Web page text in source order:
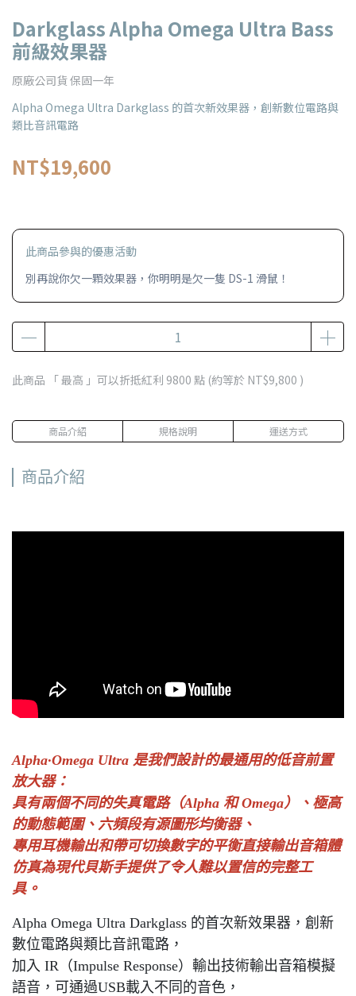
Darkglass Alpha Omega Ultra Bass
前級效果器
原廠公司貨 保固一年
Alpha Omega Ultra Darkglass 的首次新效果器，創新數位電路與
類比音訊電路
NT$19,600
此商品參與的優惠活動
別再說你欠一顆效果器，你明明是欠一隻 DS-1 滑鼠！
此商品 「 最高 」可以折抵紅利 9800 點 (約等於 NT$9,800 )
商品介紹 規格說明 運送方式
商品介紹
Alpha·Omega Ultra 是我們設計的最通用的低音前置
放大器：
具有兩個不同的失真電路（Alpha 和 Omega）、極高
的動態範圍、六頻段有源圖形均衡器、
專用耳機輸出和帶可切換數字的平衡直接輸出音箱體
仿真為現代貝斯手提供了令人難以置信的完整工
具。
Alpha Omega Ultra Darkglass 的首次新效果器，創新
數位電路與類比音訊電路，
加入 IR（Impulse Response）輸出技術輸出音箱模擬
語音，可通過USB載入不同的音色，